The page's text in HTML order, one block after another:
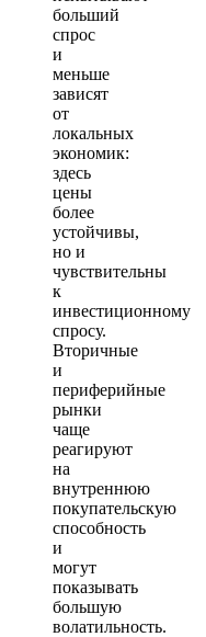
больший
спрос
и
меньше
зависят
от
локальных
экономик:
здесь
цены
более
устойчивы,
но и
чувствительны
к
инвестиционному
спросу.
Вторичные
и
периферийные
рынки
чаще
реагируют
на
внутреннюю
покупательскую
способность
и
могут
показывать
большую
волатильность.